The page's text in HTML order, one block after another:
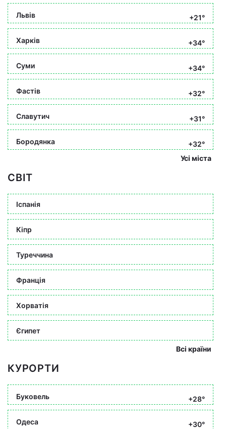
Львів +21°
Харків +34°
Суми +34°
Фастів +32°
Славутич +31°
Бородянка
+32°
Усі міста
СВІТ
Іспанія
Кіпр
Туреччина
Франція
Хорватія
Єгипет
Всі країни
КУРОРТИ
Буковель +28°
Одеса +30°